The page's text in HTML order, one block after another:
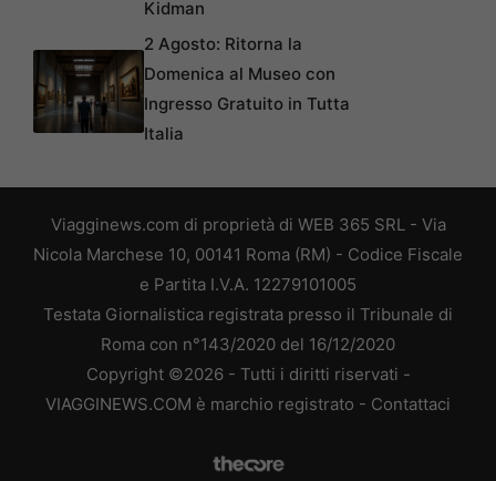
Kidman
2 Agosto: Ritorna la
Domenica al Museo con
Ingresso Gratuito in Tutta
Italia
Viagginews.com di proprietà di WEB 365 SRL - Via
Nicola Marchese 10, 00141 Roma (RM) - Codice Fiscale
e Partita I.V.A. 12279101005
Testata Giornalistica registrata presso il Tribunale di
Roma con n°143/2020 del 16/12/2020
Copyright ©2026 - Tutti i diritti riservati -
VIAGGINEWS.COM è marchio registrato - Contattaci